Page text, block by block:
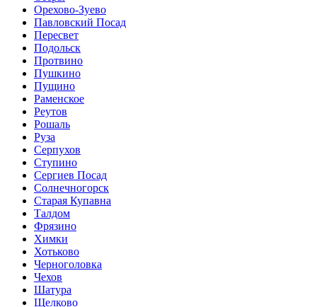
Орехово-Зуево
Павловский Посад
Пересвет
Подольск
Протвино
Пушкино
Пущино
Раменское
Реутов
Рошаль
Руза
Серпухов
Ступино
Сергиев Посад
Солнечногорск
Старая Купавна
Талдом
Фрязино
Химки
Хотьково
Черноголовка
Чехов
Шатура
Щелково